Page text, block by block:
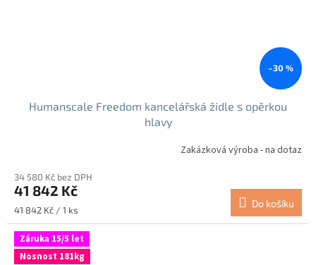
–30 %
Humanscale Freedom kancelářská židle s opěrkou
hlavy
Zakázková výroba - na dotaz
34 580 Kč bez DPH
41 842 Kč
Měrná
cena:
41 842 Kč / 1 ks
Do košíku
Záruka 15/5 let
Nosnost 181kg